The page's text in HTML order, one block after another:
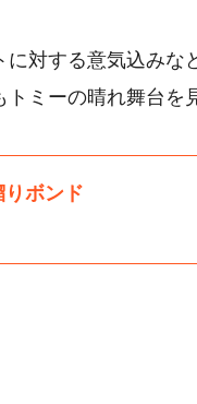
に対する意気込みな
ミーの晴れ舞台を